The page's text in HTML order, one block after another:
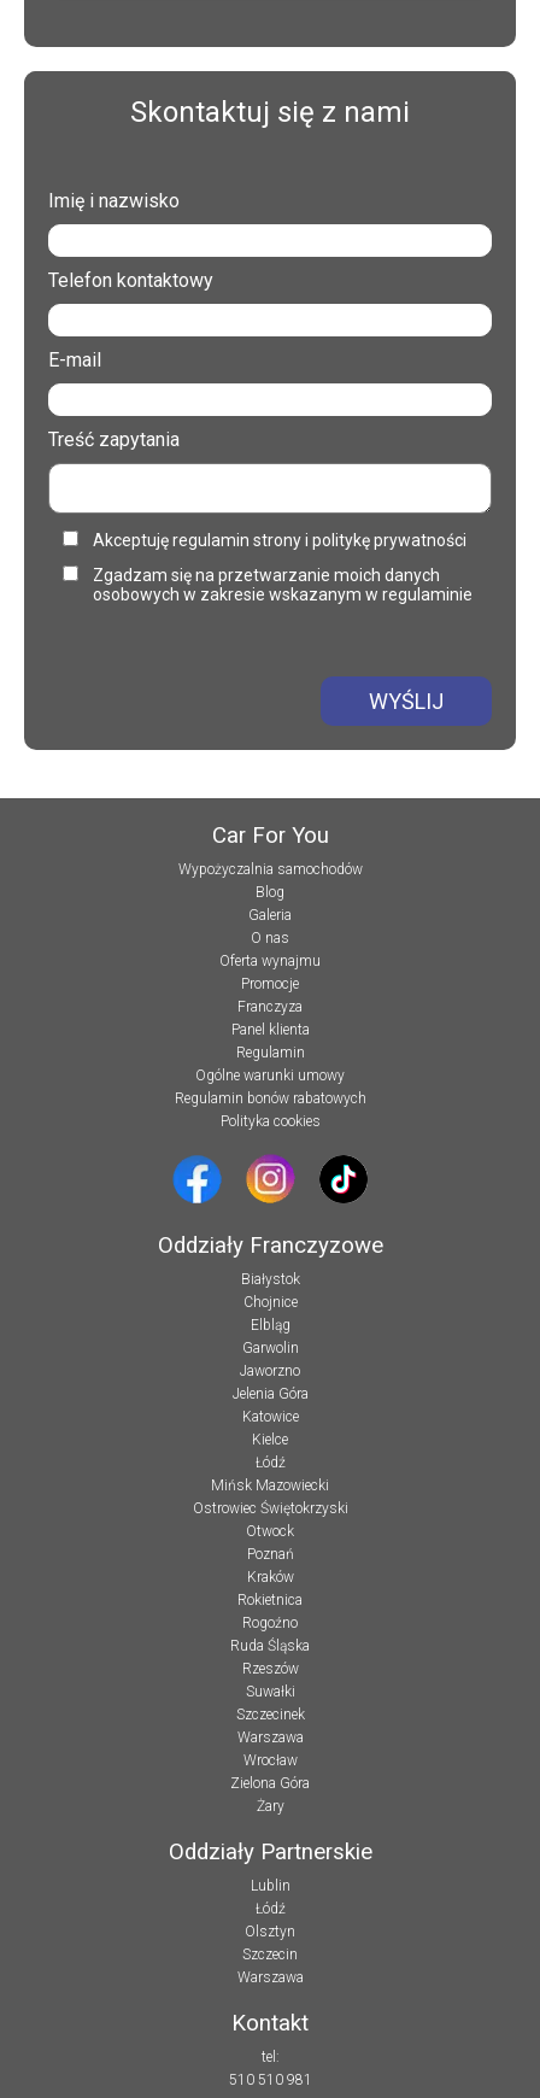
Skontaktuj się z nami
Imię i nazwisko
Telefon kontaktowy
E-mail
Treść zapytania
Akceptuję regulamin strony i politykę prywatności
Zgadzam się na przetwarzanie moich danych
osobowych w zakresie wskazanym w regulaminie
WYŚLIJ
Car For You
Wypożyczalnia samochodów
Blog
Galeria
O nas
Oferta wynajmu
Promocje
Franczyza
Panel klienta
Regulamin
Ogólne warunki umowy
Regulamin bonów rabatowych
Polityka cookies
Oddziały Franczyzowe
Białystok
Chojnice
Elbląg
Garwolin
Jaworzno
Jelenia Góra
Katowice
Kielce
Łódź
Mińsk Mazowiecki
Ostrowiec Świętokrzyski
Otwock
Poznań
Kraków
Rokietnica
Rogoźno
Ruda Śląska
Rzeszów
Suwałki
Szczecinek
Warszawa
Wrocław
Zielona Góra
Żary
Oddziały Partnerskie
Lublin
Łódź
Olsztyn
Szczecin
Warszawa
Kontakt
tel:
510 510 981